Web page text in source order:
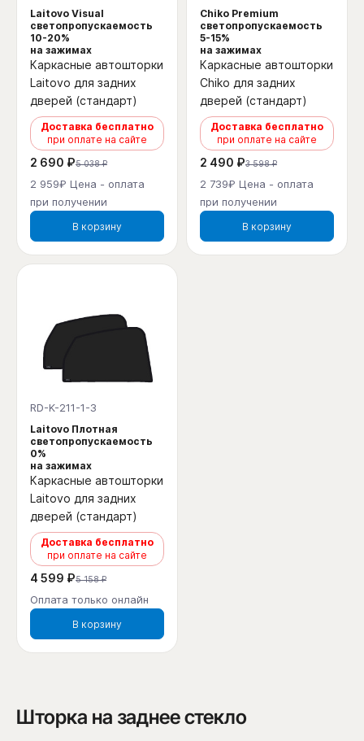
Laitovo Visual
светопропускаемость
10-20%
на зажимах
Каркасные автошторки
Laitovo для задних
дверей (стандарт)
Доставка бесплатно
при оплате на сайте
2 690 ₽5 038 ₽
2 959₽ Цена - оплата
при получении
В корзину
Chiko Premium
светопропускаемость
5-15%
на зажимах
Каркасные автошторки
Chiko для задних
дверей (стандарт)
Доставка бесплатно
при оплате на сайте
2 490 ₽3 598 ₽
2 739₽ Цена - оплата
при получении
В корзину
RD-K-211-1-3
Laitovo Плотная
светопропускаемость
0%
на зажимах
Каркасные автошторки
Laitovo для задних
дверей (стандарт)
Доставка бесплатно
при оплате на сайте
4 599 ₽5 158 ₽
Оплата только онлайн
В корзину
Шторка на заднее стекло